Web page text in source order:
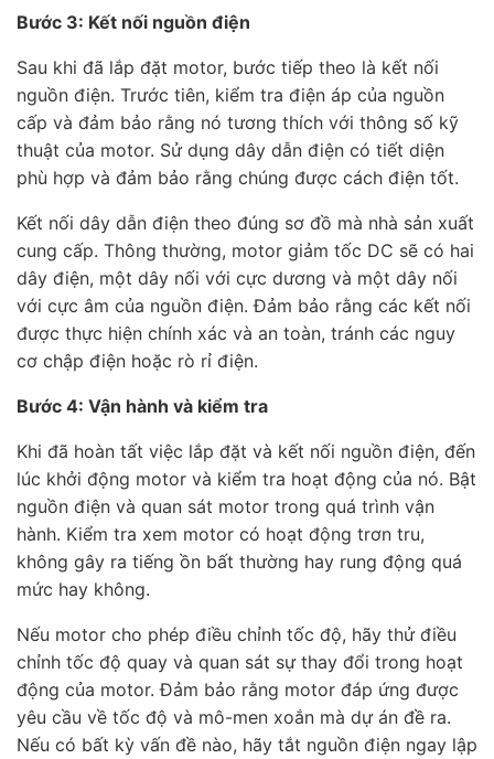
Bước 3: Kết nối nguồn điện
Sau khi đã lắp đặt motor, bước tiếp theo là kết nối
nguồn điện. Trước tiên, kiểm tra điện áp của nguồn
cấp và đảm bảo rằng nó tương thích với thông số kỹ
thuật của motor. Sử dụng dây dẫn điện có tiết diện
phù hợp và đảm bảo rằng chúng được cách điện tốt.
Kết nối dây dẫn điện theo đúng sơ đồ mà nhà sản xuất
cung cấp. Thông thường, motor giảm tốc DC sẽ có hai
dây điện, một dây nối với cực dương và một dây nối
với cực âm của nguồn điện. Đảm bảo rằng các kết nối
được thực hiện chính xác và an toàn, tránh các nguy
cơ chập điện hoặc rò rỉ điện.
Bước 4: Vận hành và kiểm tra
Khi đã hoàn tất việc lắp đặt và kết nối nguồn điện, đến
lúc khởi động motor và kiểm tra hoạt động của nó. Bật
nguồn điện và quan sát motor trong quá trình vận
hành. Kiểm tra xem motor có hoạt động trơn tru,
không gây ra tiếng ồn bất thường hay rung động quá
mức hay không.
Nếu motor cho phép điều chỉnh tốc độ, hãy thử điều
chỉnh tốc độ quay và quan sát sự thay đổi trong hoạt
động của motor. Đảm bảo rằng motor đáp ứng được
yêu cầu về tốc độ và mô-men xoắn mà dự án đề ra.
Nếu có bất kỳ vấn đề nào, hãy tắt nguồn điện ngay lập